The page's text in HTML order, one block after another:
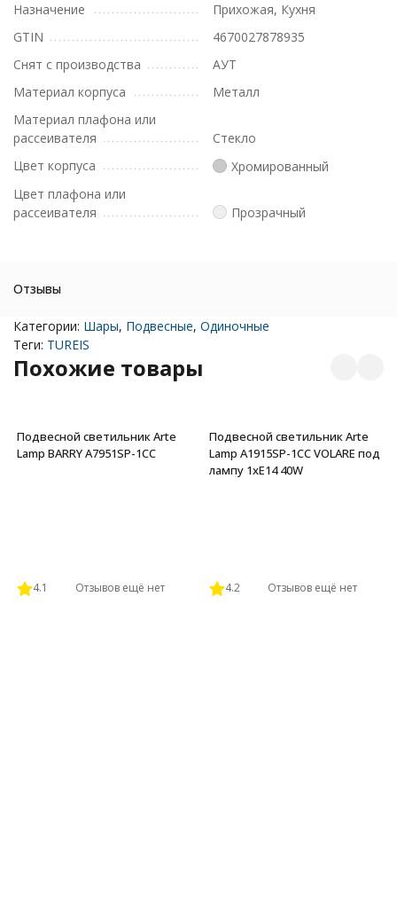
Назначение
Прихожая, Кухня
GTIN
4670027878935
Снят с производства
АУТ
Материал корпуса
Металл
Материал плафона или
рассеивателя
Стекло
Цвет корпуса
Хромированный
Цвет плафона или
рассеивателя
Прозрачный
Отзывы
Категории: Шары, Подвесные, Одиночные
Теги: TUREIS
Похожие товары
Подвесной светильник Arte
Lamp BARRY A7951SP-1CC
4.1 Отзывов ещё нет
Подвесной светильник Arte
Lamp A1915SP-1CC VOLARE под
лампу 1xE14 40W
4.2 Отзывов ещё нет